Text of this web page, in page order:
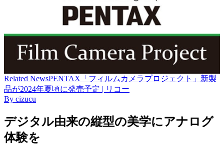
Related NewsPENTAX「フィルムカメラプロジェクト」新製
品が2024年夏頃に発売予定 | リコー
By cizucu
デジタル由来の縦型の美学にアナログ
体験を